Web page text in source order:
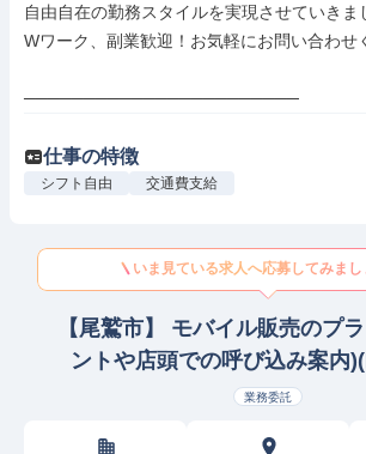
自由自在の勤務スタイルを実現させていきま
Wワーク、副業歓迎！お気軽にお問い合わせ
───────────────────────
仕事の特徴
シフト自由 交通費支給
いま見ている求人へ応募してみまし
【尾鷲市】 モバイル販売のプ
ントや店頭での呼び込み案内
業務委託